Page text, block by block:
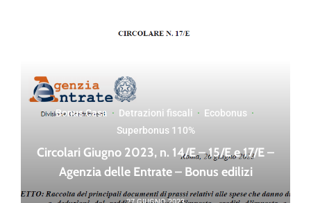
Bonus Casa · Detrazioni fiscali · Ecobonus·
Superbonus 110%
Circolari Giugno 2023, n. 14/E – 15/E e 17/E –
Agenzia delle Entrate – Bonus edilizi